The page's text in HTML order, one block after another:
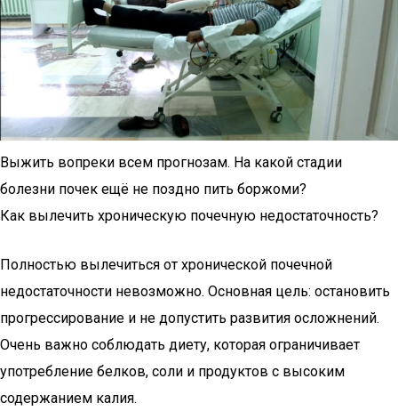
Выжить вопреки всем прогнозам. На какой стадии
болезни почек ещё не поздно пить боржоми?
Как вылечить хроническую почечную недостаточность?
Полностью вылечиться от хронической почечной
недостаточности невозможно. Основная цель: остановить
прогрессирование и не допустить развития осложнений.
Очень важно соблюдать диету, которая ограничивает
употребление белков, соли и продуктов с высоким
содержанием калия.